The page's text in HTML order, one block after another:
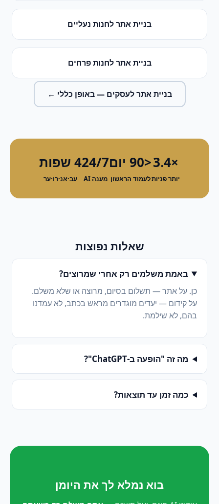
בניית אתרלחנות נעליים
בניית אתרלחנות פרחים
בניית אתר לעסקים — באופן כללי ←
×3.4
יותר פניות
<90 יום
לעמוד הראשון
24/7
מענה AI
4 שפות
עב·אנ·רו·ער
שאלות נפוצות
באמת משלמים רק אחרי שמרוצים?
כן. על אתר — תשלום בסיום, מרוצה או שלא משלם.
על קידום — יעדים מוגדרים מראש בכתב, לא עמדנו
בהם, לא שילמת.
מה זה "הופעה ב-ChatGPT"?
כמה זמן עד תוצאות?
בוא נמלא לך את היומן